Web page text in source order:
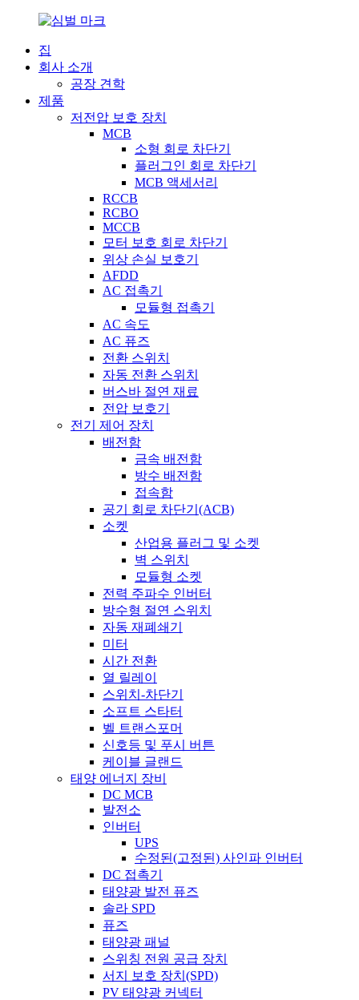
집
회사 소개
공장 견학
제품
저전압 보호 장치
MCB
소형 회로 차단기
플러그인 회로 차단기
MCB 액세서리
RCCB
RCBO
MCCB
모터 보호 회로 차단기
위상 손실 보호기
AFDD
AC 접촉기
모듈형 접촉기
AC 속도
AC 퓨즈
전환 스위치
자동 전환 스위치
버스바 절연 재료
전압 보호기
전기 제어 장치
배전함
금속 배전함
방수 배전함
접속함
공기 회로 차단기(ACB)
소켓
산업용 플러그 및 소켓
벽 스위치
모듈형 소켓
전력 주파수 인버터
방수형 절연 스위치
자동 재폐쇄기
미터
시간 전환
열 릴레이
스위치-차단기
소프트 스타터
벨 트랜스포머
신호등 및 푸시 버튼
케이블 글랜드
태양 에너지 장비
DC MCB
발전소
인버터
UPS
수정된(고정된) 사인파 인버터
DC 접촉기
태양광 발전 퓨즈
솔라 SPD
퓨즈
태양광 패널
스위칭 전원 공급 장치
서지 보호 장치(SPD)
PV 태양광 커넥터